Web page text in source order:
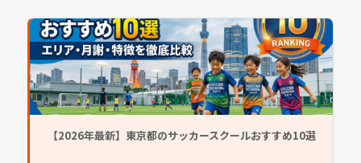
【2026年最新】東京都のサッカースクールおすすめ10選